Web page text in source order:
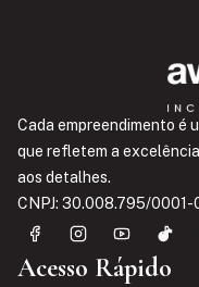
Cada empreendimento é
que refletem a
aos detalhes.
CNPJ: 30.008.795/0001-
Acesso Rápido